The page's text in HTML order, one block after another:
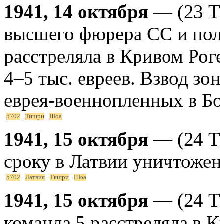
1941, 14 октября — (23
высшего фюрера СС и
расстреляла в Кривом
4–5 тыс. евреев. Взвод
еврея-военнопленных в
5702 Тишри Шоа
1941, 15 октября — (24
сроку в Латвии
5702 Латвия Тишри Шоа
1941, 15 октября — (24